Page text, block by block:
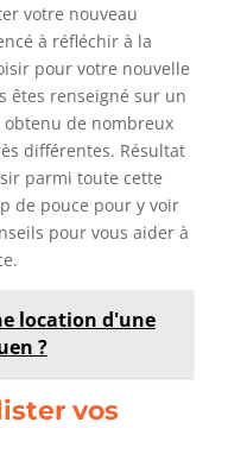
votre nouveau
à réfléchir à la
pour votre nouvelle
êtes renseigné sur un
obtenu de nombreux
différentes. Résultat
parmi toute cette
de pouce pour y voir
pour vous aider à
location d'une
?
vos